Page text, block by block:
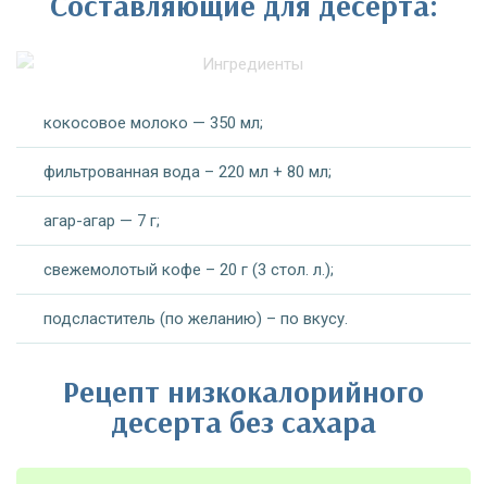
кокосовое молоко — 350 мл;
фильтрованная вода – 220 мл + 80 мл;
агар-агар — 7 г;
свежемолотый кофе – 20 г (3 стол. л.);
подсластитель (по желанию) – по вкусу.
Рецепт низкокалорийного
десерта без сахара